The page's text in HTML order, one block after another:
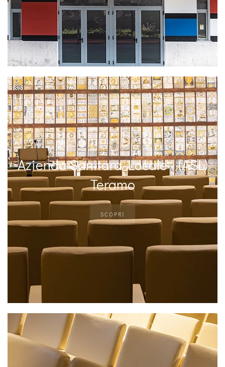
Azienda Sanitara Locale - (ASL)
Teramo
SCOPRI